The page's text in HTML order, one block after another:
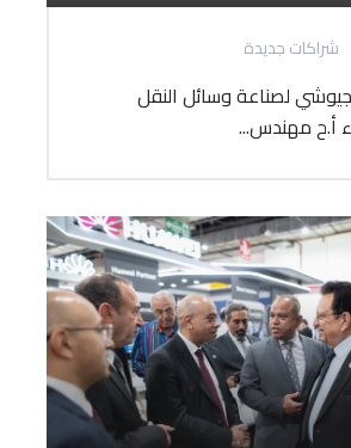
شراكات جديدة
لصناعة وسائل النقل
أ.ح مهندس...